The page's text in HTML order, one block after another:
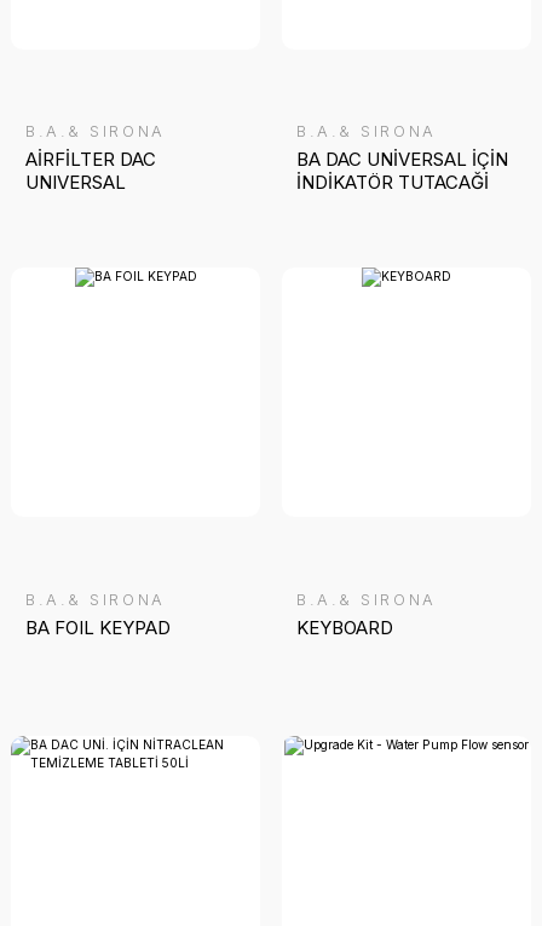
B.A.& SIRONA
AİRFİLTER DAC
UNIVERSAL
B.A.& SIRONA
BA DAC UNİVERSAL İÇİN
İNDİKATÖR TUTACAĞİ
B.A.& SIRONA
BA FOIL KEYPAD
B.A.& SIRONA
KEYBOARD